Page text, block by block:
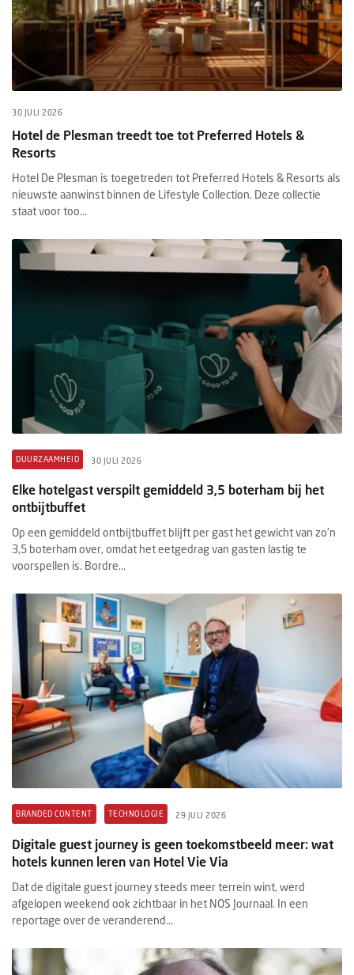
30 JULI 2026
Hotel de Plesman treedt toe tot Preferred Hotels &
Resorts
Hotel De Plesman is toegetreden tot Preferred Hotels & Resorts als
nieuwste aanwinst binnen de Lifestyle Collection. Deze collectie
staat voor too...
DUURZAAMHEID 30 JULI 2026
Elke hotelgast verspilt gemiddeld 3,5 boterham bij het
ontbijtbuffet
Op een gemiddeld ontbijtbuffet blijft per gast het gewicht van zo'n
3,5 boterham over, omdat het eetgedrag van gasten lastig te
voorspellen is. Bordre...
BRANDED CONTENT TECHNOLOGIE 29 JULI 2026
Digitale guest journey is geen toekomstbeeld meer: wat
hotels kunnen leren van Hotel Vie Via
Dat de digitale guest journey steeds meer terrein wint, werd
afgelopen weekend ook zichtbaar in het NOS Journaal. In een
reportage over de veranderend...